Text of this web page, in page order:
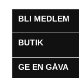
BLI MEDLEM
BUTIK
GE EN GÅVA